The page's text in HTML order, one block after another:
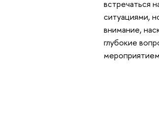
встречаться
ситуациями,
внимание,
глубокие